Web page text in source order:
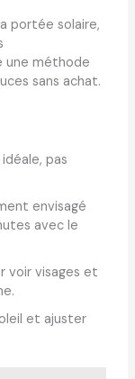
portée solaire,
une méthode
sans achat.
pas
envisagé
avec le
voir visages et
et ajuster